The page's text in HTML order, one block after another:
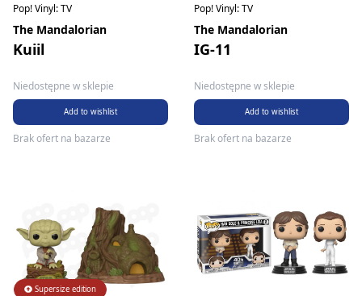
Pop! Vinyl: TV
The Mandalorian
Kuiil
Niedostępne w sklepie
Add to wishlist
Brak ofert na bazarze
Pop! Vinyl: TV
The Mandalorian
IG-11
Niedostępne w sklepie
Add to wishlist
Brak ofert na bazarze
Supersize edition